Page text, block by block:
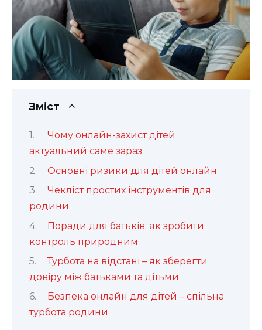
Зміст
Чому онлайн-захист дітей
актуальний саме зараз
Основні ризики для дітей онлайн
Чекліст простих інструментів для
родини
Поради для батьків: як зробити
контроль природним
Турбота на відстані – як зберегти
довіру між батьками та дітьми
Безпека онлайн для дітей – спільна
турбота родини